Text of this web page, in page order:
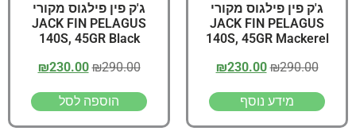
ג'ק פין פילגוס מקורי
JACK FIN PELAGUS
140S, 45GR Mackerel
₪290.00
₪230.00
מידע נוסף
ג'ק פין פילגוס מקורי
JACK FIN PELAGUS
140S, 45GR Black
₪290.00
₪230.00
הוספה לסל